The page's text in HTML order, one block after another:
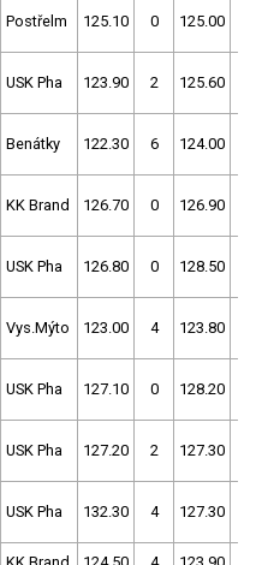
Postřelm 125.10 0 125.00
USK Pha 123.90 2 125.60
Benátky 122.30 6 124.00
KK Brand 126.70 0 126.90
USK Pha 126.80 0 128.50
Vys.Mýto 123.00 4 123.80
USK Pha 127.10 0 128.20
USK Pha 127.20 2 127.30
USK Pha 132.30 4 127.30